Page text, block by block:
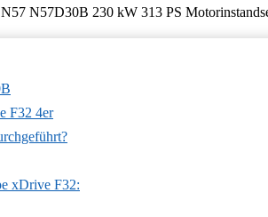
F32 4er
xDrive F32: